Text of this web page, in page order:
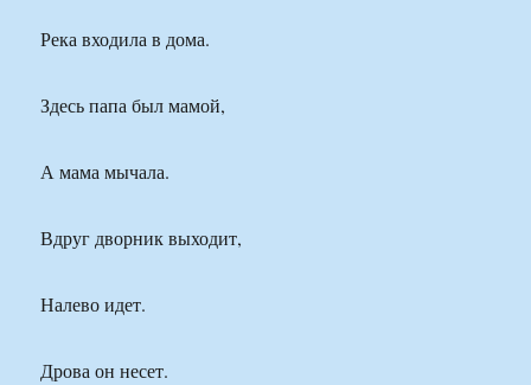
Река входила в дома.
Здесь папа был мамой,
А мама мычала.
Вдруг дворник выходит,
Налево идет.
Дрова он несет.